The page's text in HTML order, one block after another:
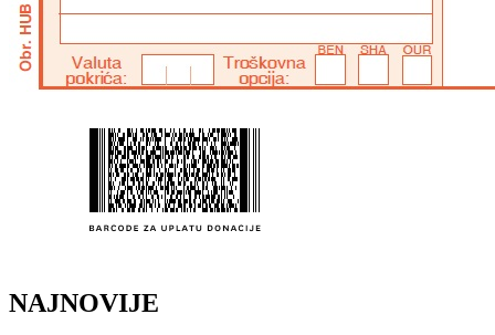
NAJNOVIJE